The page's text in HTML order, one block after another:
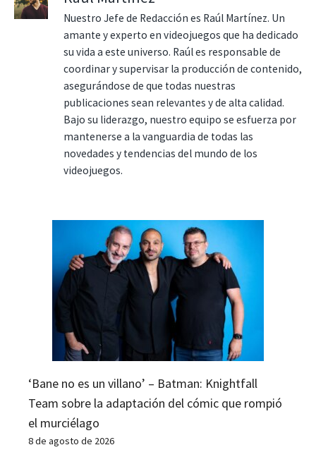
Nuestro Jefe de Redacción es Raúl Martínez. Un
amante y experto en videojuegos que ha dedicado
su vida a este universo. Raúl es responsable de
coordinar y supervisar la producción de contenido,
asegurándose de que todas nuestras
publicaciones sean relevantes y de alta calidad.
Bajo su liderazgo, nuestro equipo se esfuerza por
mantenerse a la vanguardia de todas las
novedades y tendencias del mundo de los
videojuegos.
‘Bane no es un villano’ – Batman: Knightfall
Team sobre la adaptación del cómic que rompió
el murciélago
8 de agosto de 2026